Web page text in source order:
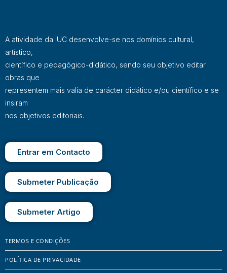
A atividade da IUC desenvolve-se nos domínios cultural,
artístico,
científico e pedagógico-didático, sendo seu objetivo editar
obras que
representem mais valia de carácter didático e/ou científico e se
insiram
nos objetivos editoriais.
Entrar em Contacto
Submeter Publicação
Submeter Artigo
TERMOS E CONDIÇÕES
POLÍTICA DE PRIVACIDADE